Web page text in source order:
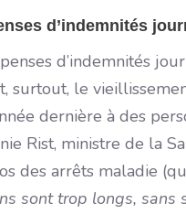
d’indemnités
d’indemnités
surtout, le
dernière à des
Rist, ministre de la
des arrêts maladie
sont trop longs, sans